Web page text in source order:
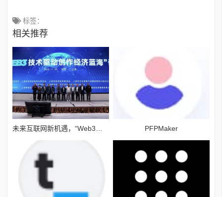
标签：
相关推荐
PFPMaker